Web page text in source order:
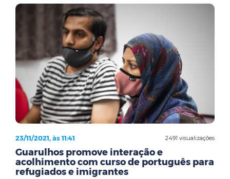
2491 visualizações
23/11/2021, às 11:41
Guarulhos promove interação e
acolhimento com curso de português para
refugiados e imigrantes